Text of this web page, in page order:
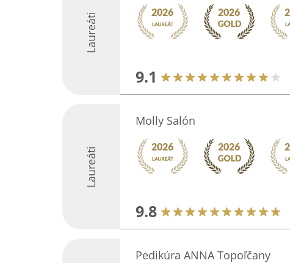
Laureáti
9.1
Laureáti
Molly Salón
9.8
Pedikúra ANNA Topoľčany